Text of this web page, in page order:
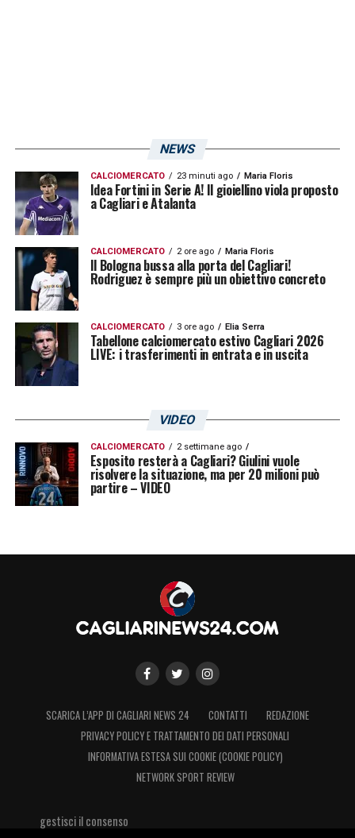
squadra diPisacane.
L’appuntamento al Tardini si preannuncia
quindi emozionante, con due squadre che
lottano per evitare la discesa in Serie B.
QUOTE PARMA CAGLIARI
quasi appaiate in classifica, che cercano una
vittoria per allontanarsi ancora di più dalla
zona “bassa” della graduatoria.
La giocata
La stessa giocata è quotata 1.07 su
Goldbet.
LA PLAYLIST DELLE NOSTRE TOP NEWS
NEWS
CALCIOMERCATO 23 minuti ago Maria Floris
Idea Fortini in Serie A! Il gioiellino viola proposto
a Cagliari e Atalanta
CALCIOMERCATO 2 ore ago Maria Floris
Il Bologna bussa alla porta del Cagliari!
Rodriguez è sempre più un obiettivo concreto
CALCIOMERCATO 3 ore ago Elia Serra
Tabellone calciomercato estivo Cagliari 2026
LIVE: i trasferimenti in entrata e in uscita
VIDEO
CALCIOMERCATO 2 settimane ago
Esposito resterà a Cagliari? Giulini vuole
risolvere la situazione, ma per 20 milioni può
partire – VIDEO
SCARICA L’APP DI CAGLIARI NEWS 24 CONTATTI
REDAZIONE
PRIVACY POLICY E TRATTAMENTO DEI DATI PERSONALI
INFORMATIVA ESTESA SUI COOKIE (COOKIE POLICY)
NETWORK SPORT REVIEW
gestisci il consenso